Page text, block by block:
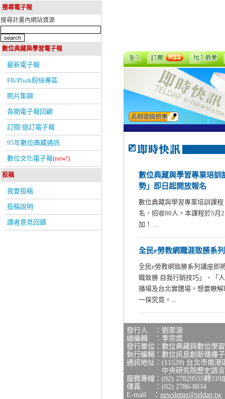
搜尋電子報
搜尋計畫內網站資源
數位典藏與學習電子報
最新電子報
FB/Plurk粉絲專區
照片集錦
各期電子報回顧
訂閱/退訂電子報
95年數位典藏通訊
數位文化電子報(new!)
投稿
我要投稿
投稿說明
讀者意見回饋
數位典藏與學習專業培訓
勢」即日起開放報名
數位典藏與學習專業培訓課
名，招收80人。本課程於5月
加！ ...
全民e勞教網職涯致勝系
全民e勞教網致勝系列講座即
職致勝 自我行銷技巧」、「
播場及台北實體場。想要瞭
一探究竟。...
發行人 ：劉翠溶
總編輯 ：李宗焜
發行單位：數位典藏與數位學
執行編輯：數位訊息創新傳播
通訊地址：(11529) 台北市南港
中央研究院歷史語言研
服務專線：(02) 27829555轉310
傳真 ：(02) 2786-8834
E-mail ： newsletter@teldap.tw